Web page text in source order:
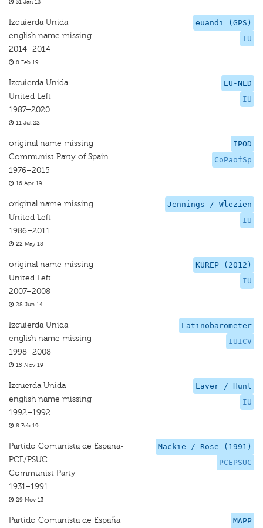
31 Jan 13
euandi (GPS)
IU
Izquierda Unida
english name missing
2014–2014
8 Feb 19
EU-NED
IU
Izquierda Unida
United Left
1987–2020
11 Jul 22
IPOD
CoPaofSp
original name missing
Communist Party of Spain
1976–2015
16 Apr 19
Jennings / Wlezien
IU
original name missing
United Left
1986–2011
22 May 18
KUREP (2012)
IU
original name missing
United Left
2007–2008
28 Jun 14
Latinobarometer
IUICV
Izquierda Unida
english name missing
1998–2008
15 Nov 19
Laver / Hunt
IU
Izquerda Unida
english name missing
1992–1992
8 Feb 19
Mackie / Rose (1991)
PCEPSUC
Partido Comunista de Espana-
PCE/PSUC
Communist Party
1931–1991
29 Nov 13
MAPP
Partido Comunista de España